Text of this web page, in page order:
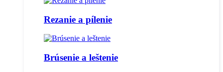
Rezanie a pílenie
Brúsenie a leštenie